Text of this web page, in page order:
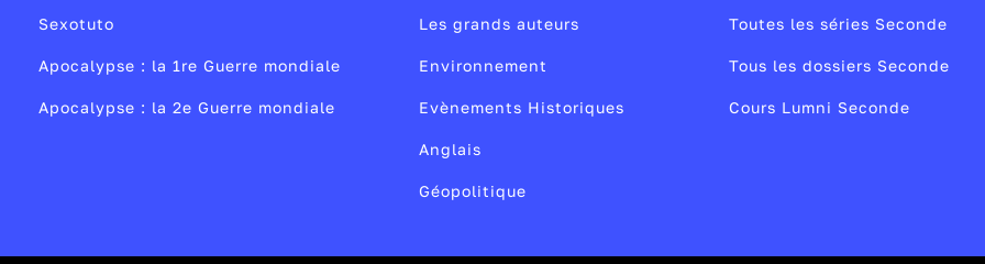
Sexotuto
Apocalypse : la 1re Guerre mondiale
Apocalypse : la 2e Guerre mondiale
Les grands auteurs
Environnement
Evènements Historiques
Anglais
Géopolitique
Toutes les séries Seconde
Tous les dossiers Seconde
Cours Lumni Seconde